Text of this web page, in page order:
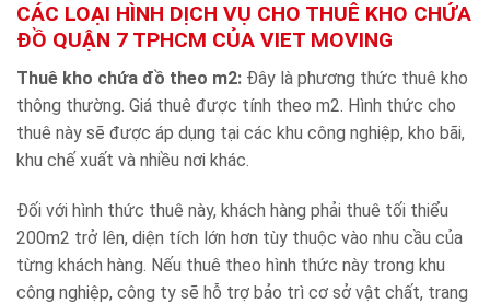
CÁC LOẠI HÌNH DỊCH VỤ CHO THUÊ KHO CHỨA
ĐỒ QUẬN 7 TPHCM CỦA VIET MOVING
Thuê kho chứa đồ theo m2: Đây là phương thức thuê kho
thông thường. Giá thuê được tính theo m2. Hình thức cho
thuê này sẽ được áp dụng tại các khu công nghiệp, kho bãi,
khu chế xuất và nhiều nơi khác.
Đối với hình thức thuê này, khách hàng phải thuê tối thiểu
200m2 trở lên, diện tích lớn hơn tùy thuộc vào nhu cầu của
từng khách hàng. Nếu thuê theo hình thức này trong khu
công nghiệp, công ty sẽ hỗ trợ bảo trì cơ sở vật chất, trang